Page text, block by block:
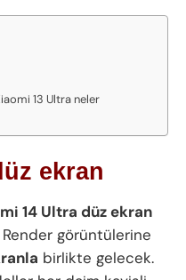
13 Ultra neler
ekran
14 Ultra düz ekran
Render görüntülerine
birlikte gelecek.